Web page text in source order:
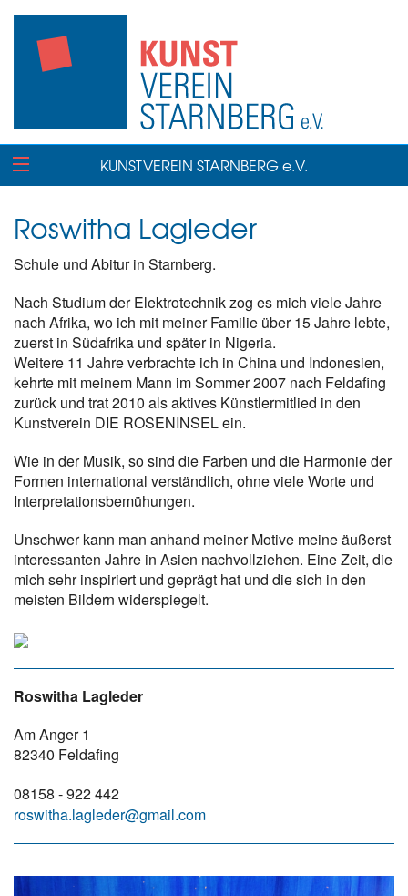
KUNSTVEREIN STARNBERG e.V.
Roswitha Lagleder
Schule und Abitur in Starnberg.
Nach Studium der Elektrotechnik zog es mich viele Jahre
nach Afrika, wo ich mit meiner Familie über 15 Jahre lebte,
zuerst in Südafrika und später in Nigeria.
Weitere 11 Jahre verbrachte ich in China und Indonesien,
kehrte mit meinem Mann im Sommer 2007 nach Feldafing
zurück und trat 2010 als aktives Künstlermitlied in den
Kunstverein DIE ROSENINSEL ein.
Wie in der Musik, so sind die Farben und die Harmonie der
Formen international verständlich, ohne viele Worte und
Interpretationsbemühungen.
Unschwer kann man anhand meiner Motive meine äußerst
interessanten Jahre in Asien nachvollziehen. Eine Zeit, die
mich sehr inspiriert und geprägt hat und die sich in den
meisten Bildern widerspiegelt.
Roswitha Lagleder
Am Anger 1
82340 Feldafing
08158 - 922 442
roswitha.lagleder@gmail.com